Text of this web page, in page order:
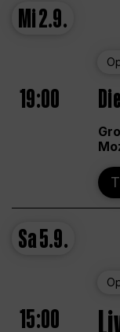
Mi2.9.
19:00
Sa5.9.
15:00